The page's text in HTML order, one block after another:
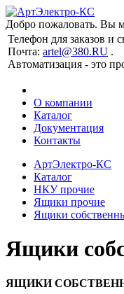
Добро пожаловать. Вы
Телефон для заказов и
Почта: artel@380.RU .
Автоматизация - это
О компании
Каталог
Документация
Контакты
АртЭлектро-КС
Каталог
НКУ прочие
Ящики прочие
Ящики
Ящики
ЯЩИКИ